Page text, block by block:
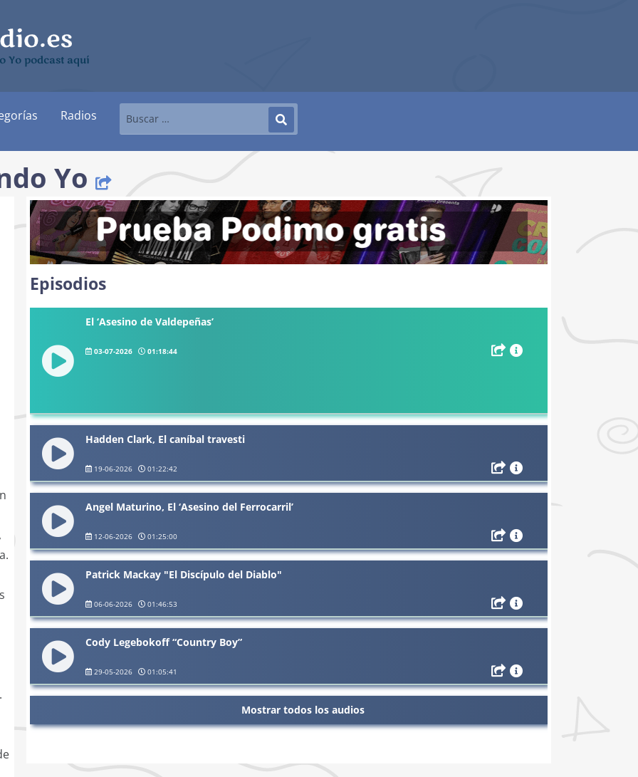
Yo podcast aquí
Radios
Yo
Episodios
El ‘Asesino de Valdepeñas’
03-07-2026 01:18:44
Hadden Clark, El caníbal travesti
19-06-2026 01:22:42
Angel Maturino, El ‘Asesino del Ferrocarril’
12-06-2026 01:25:00
Patrick Mackay "El Discípulo del Diablo"
06-06-2026 01:46:53
Cody Legebokoff “Country Boy”
29-05-2026 01:05:41
Mostrar todos los audios